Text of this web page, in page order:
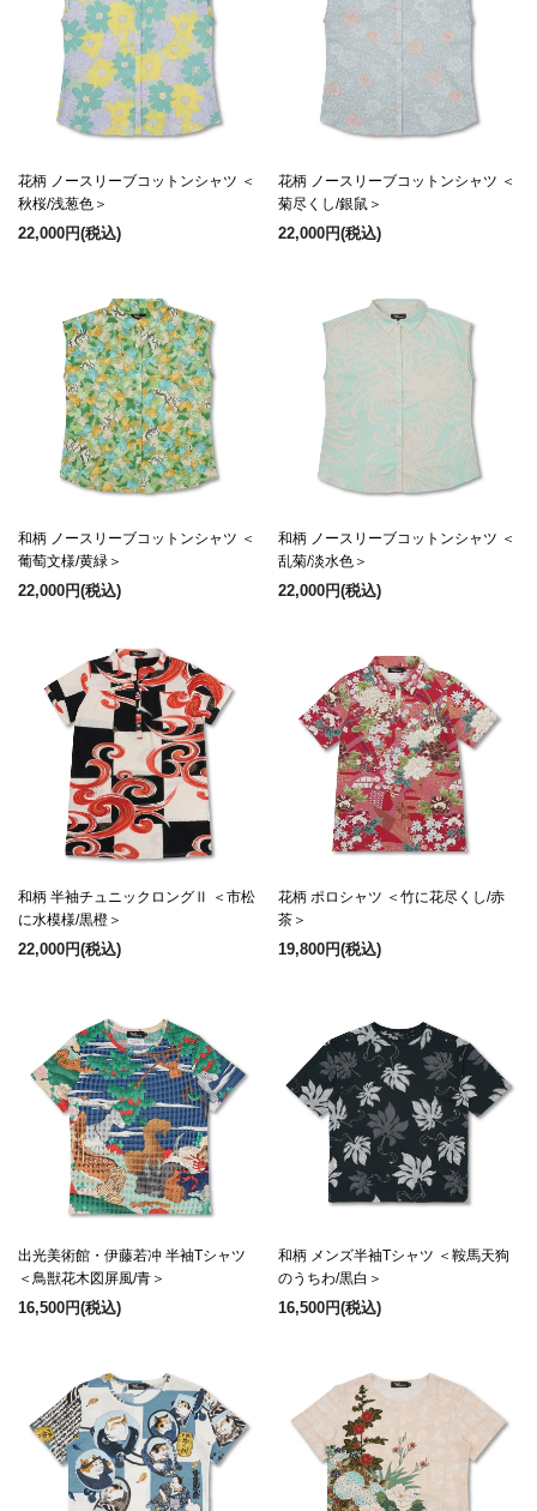
花柄 ノースリーブコットンシャツ ＜
秋桜/浅葱色＞
22,000円(税込)
花柄 ノースリーブコットンシャツ ＜
菊尽くし/銀鼠＞
22,000円(税込)
和柄 ノースリーブコットンシャツ ＜
葡萄文様/黄緑＞
22,000円(税込)
和柄 ノースリーブコットンシャツ ＜
乱菊/淡水色＞
22,000円(税込)
和柄 半袖チュニックロングⅡ ＜市松
に水模様/黒橙＞
22,000円(税込)
花柄 ポロシャツ ＜竹に花尽くし/赤
茶＞
19,800円(税込)
出光美術館・伊藤若冲 半袖Tシャツ
＜鳥獣花木図屏風/青＞
16,500円(税込)
和柄 メンズ半袖Tシャツ ＜鞍馬天狗
のうちわ/黒白＞
16,500円(税込)